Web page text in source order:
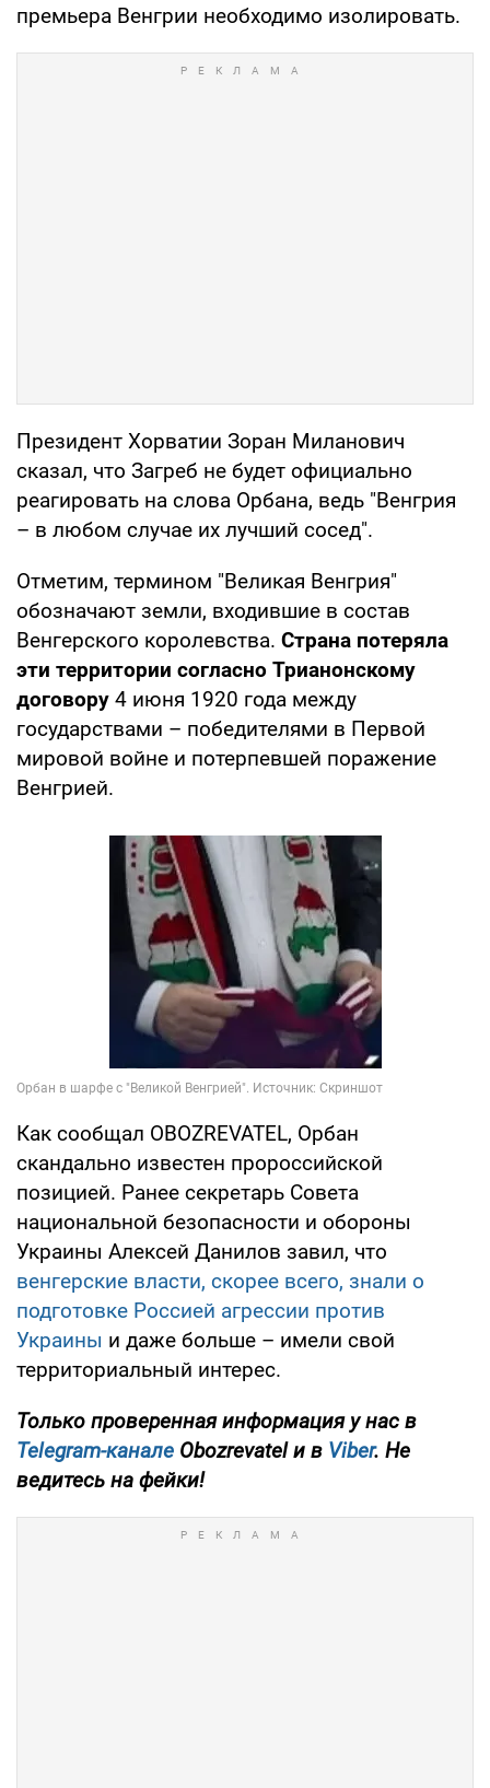
премьера Венгрии необходимо изолировать.
Президент Хорватии Зоран Миланович
сказал, что Загреб не будет официально
реагировать на слова Орбана, ведь "Венгрия
– в любом случае их лучший сосед".
Отметим, термином "Великая Венгрия"
обозначают земли, входившие в состав
Венгерского королевства. Страна потеряла
эти территории согласно Трианонскому
договору 4 июня 1920 года между
государствами – победителями в Первой
мировой войне и потерпевшей поражение
Венгрией.
Как сообщал OBOZREVATEL, Орбан
скандально известен пророссийской
позицией. Ранее секретарь Совета
национальной безопасности и обороны
Украины Алексей Данилов завил, что
венгерские власти, скорее всего, знали о
подготовке Россией агрессии против
Украины и даже больше – имели свой
территориальный интерес.
Только проверенная информация у нас в
Telegram-канале Obozrevatel и в Viber. Не
ведитесь на фейки!